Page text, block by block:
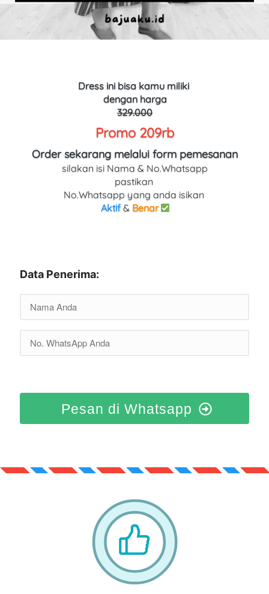
Dress ini bisa kamu miliki
dengan harga
329.000
Promo 209rb
Order sekarang melalui form pemesanan
silakan isi Nama & No.Whatsapp
pastikan
No.Whatsapp yang anda isikan
Aktif & Benar
Data Penerima:
Pesan di Whatsapp